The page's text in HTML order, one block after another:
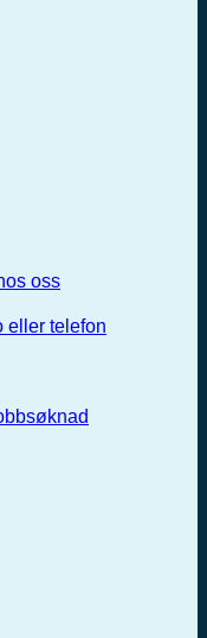
oss
eller telefon